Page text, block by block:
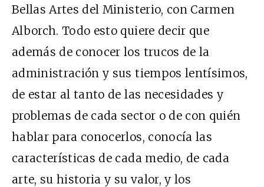
Bellas Artes del Ministerio, con Carmen
Alborch. Todo esto quiere decir que
además de conocer los trucos de la
administración y sus tiempos lentísimos,
de estar al tanto de las necesidades y
problemas de cada sector o de con quién
hablar para conocerlos, conocía las
características de cada medio, de cada
arte, su historia y su valor, y los